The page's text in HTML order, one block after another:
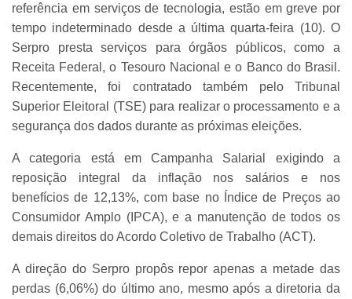
referência em serviços de tecnologia, estão em greve por
tempo indeterminado desde a última quarta-feira (10). O
Serpro presta serviços para órgãos públicos, como a
Receita Federal, o Tesouro Nacional e o Banco do Brasil.
Recentemente, foi contratado também pelo Tribunal
Superior Eleitoral (TSE) para realizar o processamento e a
segurança dos dados durante as próximas eleições.
A categoria está em Campanha Salarial exigindo a
reposição integral da inflação nos salários e nos
benefícios de 12,13%, com base no Índice de Preços ao
Consumidor Amplo (IPCA), e a manutenção de todos os
demais direitos do Acordo Coletivo de Trabalho (ACT).
A direção do Serpro propôs repor apenas a metade das
perdas (6,06%) do último ano, mesmo após a diretoria da